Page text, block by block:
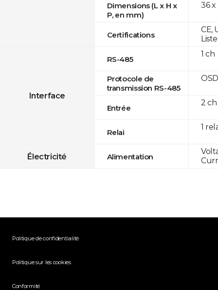
Dimensions (L x H x
P, en mm)
Certifications
Interface
RS-485
Protocole de
transmission RS-485
Entrée
Relai
Électricité Alimentation
36 x
CE,
1 ch
2 ch
1
Politique de confidentialité
Politique sur les cookies
Conformité